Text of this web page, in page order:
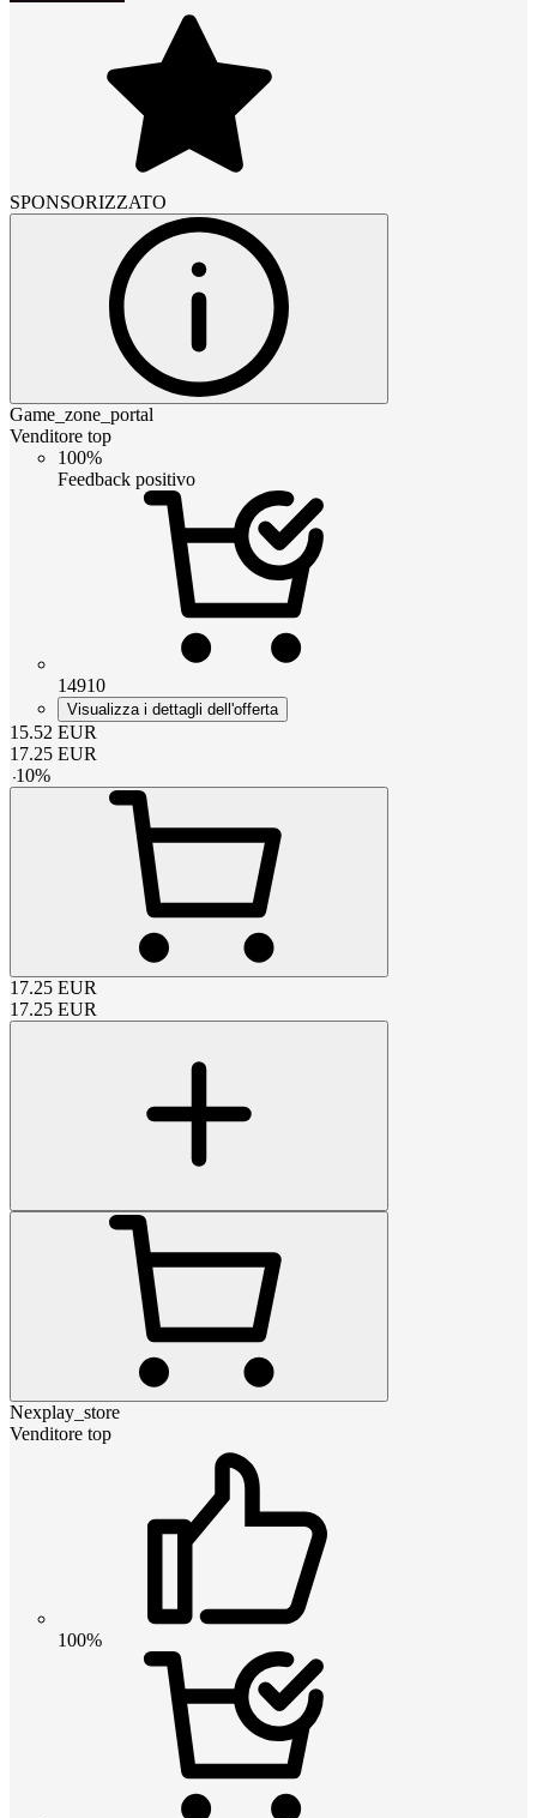
SPONSORIZZATO
Game_zone_portal
Venditore top
100%
Feedback positivo
14910
Visualizza i dettagli dell'offerta
15.52 EUR
17.25 EUR
-10%
17.25 EUR
17.25 EUR
Nexplay_store
Venditore top
100%